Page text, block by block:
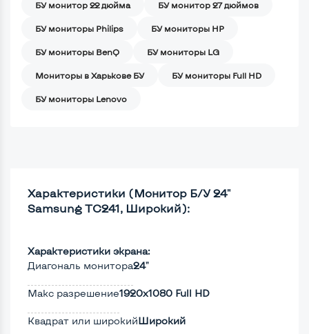
БУ монитор 22 дюйма БУ монитор 27 дюймов
БУ мониторы Philips БУ мониторы HP
БУ мониторы BenQ БУ мониторы LG
Мониторы в Харькове БУ БУ мониторы Full HD
БУ мониторы Lenovo
Характеристики (Монитор Б/У 24"
Samsung TC241, Широкий):
Характеристики экрана:
Диагональ монитора24"
Макс разрешение1920x1080 Full HD
Квадрат или широкийШирокий